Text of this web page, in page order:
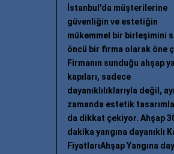
İstanbul'da müşterilerine
güvenliğin ve estetiğin
mükemmel bir birleşimini
öncü bir firma olarak öne
Firmanın sunduğu ahşap
kapıları, sadece
dayanıklılıklarıyla değil,
zamanda estetik
da dikkat çekiyor. Ahşap
dakika yangına dayanıklı
FiyatlarıAhşap Yangına